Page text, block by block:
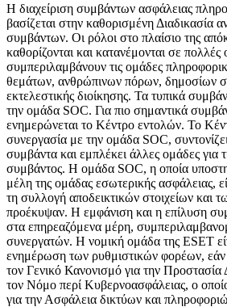
Η διαχείριση συμβάντων ασφάλειας
βασίζεται στην καθορισμένη Διαδικασία
συμβάντων. Οι ρόλοι στο πλαίσιο της
καθορίζονται και κατανέμονται σε
συμπεριλαμβάνουν τις ομάδες
θεμάτων, ανθρώπινων πόρων, δημοσίων
εκτελεστικής διοίκησης. Τα τυπικά
την ομάδα SOC. Για πιο σημαντικά
ενημερώνεται το Κέντρο εντολών. Το
συνεργασία με την ομάδα SOC,
συμβάντα και εμπλέκει άλλες ομάδες για
συμβάντος. Η ομάδα SOC, η οποία
μέλη της ομάδας εσωτερικής ασφάλειας,
τη συλλογή αποδεικτικών στοιχείων και
προέκυψαν. Η εμφάνιση και η επίλυση
στα επηρεαζόμενα μέρη,
συνεργατών. Η νομική ομάδα της ESET
ενημέρωση των ρυθμιστικών φορέων, εάν
τον Γενικό Κανονισμό για την
τον Νόμο περί Κυβερνοασφάλειας, ο
για την Ασφάλεια δικτύων και